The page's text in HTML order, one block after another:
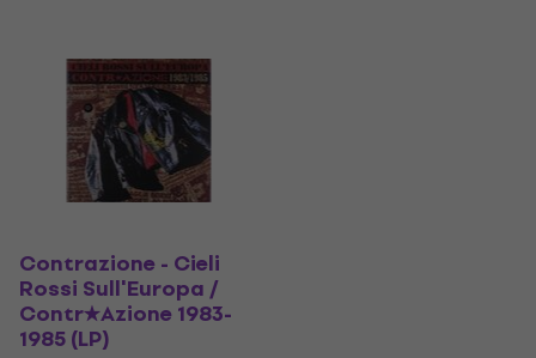
Contrazione - Cieli
Rossi Sull'Europa /
Contr★Azione 1983-
1985 (LP)